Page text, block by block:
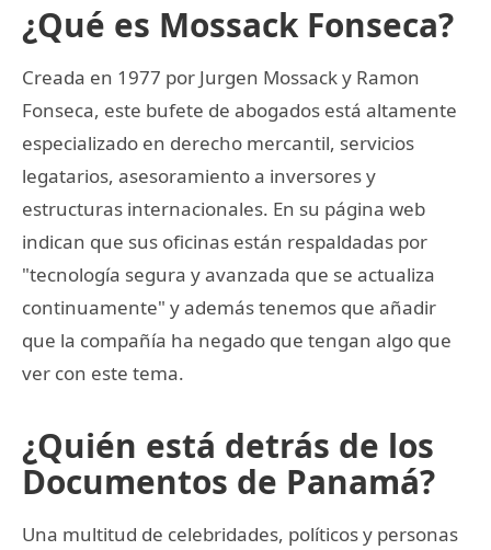
¿Qué es Mossack Fonseca?
Creada en 1977 por Jurgen Mossack y Ramon
Fonseca, este bufete de abogados está altamente
especializado en derecho mercantil, servicios
legatarios, asesoramiento a inversores y
estructuras internacionales. En su página web
indican que sus oficinas están respaldadas por
"tecnología segura y avanzada que se actualiza
continuamente" y además tenemos que añadir
que la compañía ha negado que tengan algo que
ver con este tema.
¿Quién está detrás de los
Documentos de Panamá?
Una multitud de celebridades, políticos y personas